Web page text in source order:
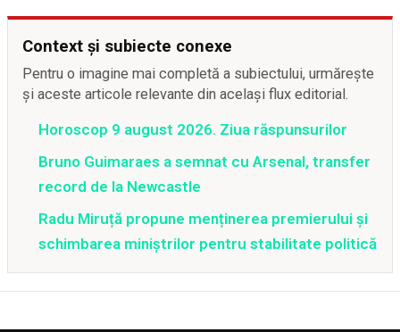
Context și subiecte conexe
Pentru o imagine mai completă a subiectului, urmărește
și aceste articole relevante din același flux editorial.
Horoscop 9 august 2026. Ziua răspunsurilor
Bruno Guimaraes a semnat cu Arsenal, transfer
record de la Newcastle
Radu Miruță propune menținerea premierului și
schimbarea miniștrilor pentru stabilitate politică